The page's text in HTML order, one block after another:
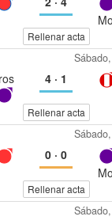
Rellenar acta
4· 1
Rellenar acta
0· 0
Rellenar acta